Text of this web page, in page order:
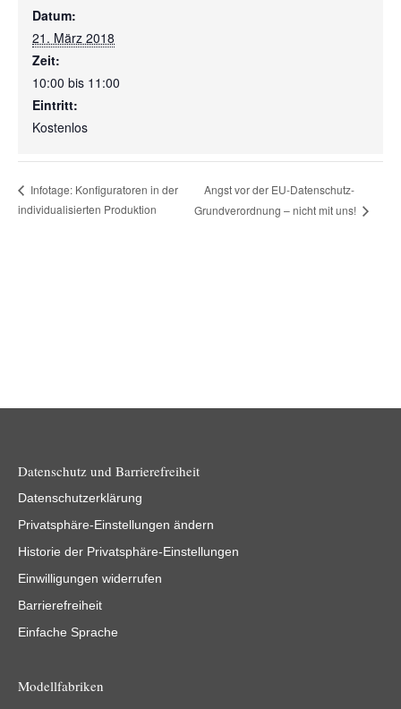
Datum:
21. März 2018
Zeit:
10:00 bis 11:00
Eintritt:
Kostenlos
Infotage: Konfiguratoren in der
individualisierten Produktion
Angst vor der EU-Datenschutz-
Grundverordnung – nicht mit uns!
Datenschutz und Barrierefreiheit
Datenschutzerklärung
Privatsphäre-Einstellungen ändern
Historie der Privatsphäre-Einstellungen
Einwilligungen widerrufen
Barrierefreiheit
Einfache Sprache
Modellfabriken